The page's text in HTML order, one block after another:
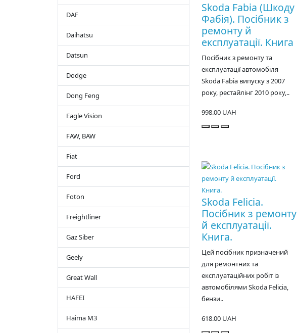
DAF
Daihatsu
Datsun
Dodge
Dong Feng
Eagle Vision
FAW, BAW
Fiat
Ford
Foton
Freightliner
Gaz Siber
Geely
Great Wall
HAFEI
Haima M3
Skoda Fabia (Шкоду
Фабія). Посібник з
ремонту й
експлуатації. Книга
Посібник з ремонту та
експлуатації автомобіля
Skoda Fabia випуску з 2007
року, рестайлінг 2010 року,..
998.00 UAH
Skoda Felicia.
Посібник з ремонту
й експлуатації.
Книга.
Цей посібник призначений
для ремонтних та
експлуатаційних робіт із
автомобілями Skoda Felicia,
бензи..
618.00 UAH